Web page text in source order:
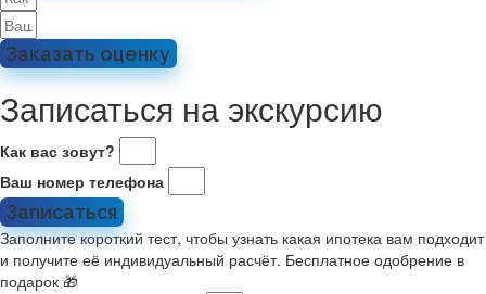
Заказать оценку
Записаться на экскурсию
Как вас зовут?
Ваш номер телефона
Записаться
Заполните короткий тест, чтобы узнать какая ипотека вам подходит
и получите её индивидуальный расчёт. Бесплатное одобрение в
подарок 🎁